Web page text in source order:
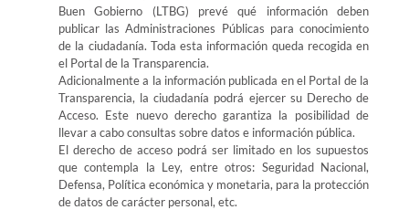
Buen Gobierno (LTBG) prevé qué información deben
publicar las Administraciones Públicas para conocimiento
de la ciudadanía. Toda esta información queda recogida en
el Portal de la Transparencia.
Adicionalmente a la información publicada en el Portal de la
Transparencia, la ciudadanía podrá ejercer su Derecho de
Acceso. Este nuevo derecho garantiza la posibilidad de
llevar a cabo consultas sobre datos e información pública.
El derecho de acceso podrá ser limitado en los supuestos
que contempla la Ley, entre otros: Seguridad Nacional,
Defensa, Política económica y monetaria, para la protección
de datos de carácter personal, etc.